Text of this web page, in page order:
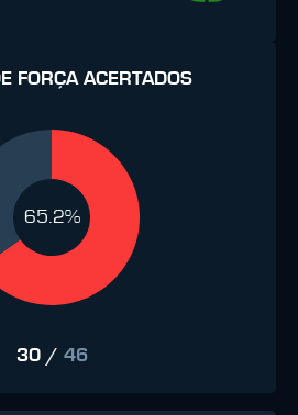
FORÇA ACERTADOS
65.2%
30/ 46